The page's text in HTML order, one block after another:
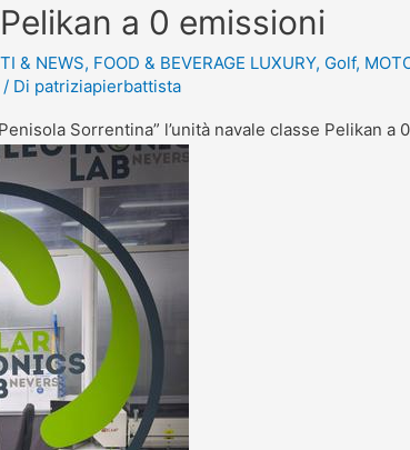
a 0 emissioni
& NEWS, FOOD & BEVERAGE LUXURY, Golf,
/ Di patriziapierbattista
Sorrentina” l’unità navale classe Pelikan a